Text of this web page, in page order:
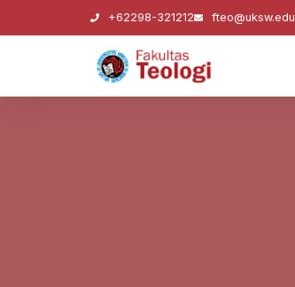
+62298-321212 fteo@uksw.edu